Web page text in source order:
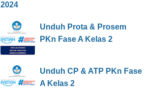
2024
Unduh Prota & Prosem
PKn Fase A Kelas 2
Unduh CP & ATP PKn Fase
A Kelas 2